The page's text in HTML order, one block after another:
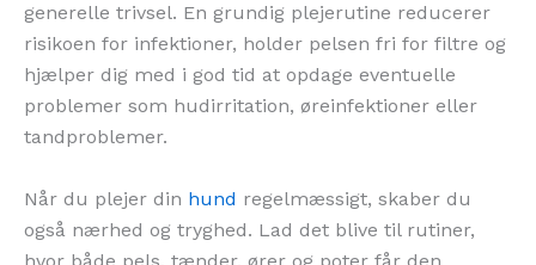
generelle trivsel. En grundig plejerutine reducerer
risikoen for infektioner, holder pelsen fri for filtre og
hjælper dig med i god tid at opdage eventuelle
problemer som hudirritation, øreinfektioner eller
tandproblemer.
Når du plejer din hund regelmæssigt, skaber du
også nærhed og tryghed. Lad det blive til rutiner,
hvor både pels, tænder, ører og poter får den